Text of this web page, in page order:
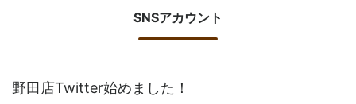
SNSアカウント
野田店Twitter始めました！